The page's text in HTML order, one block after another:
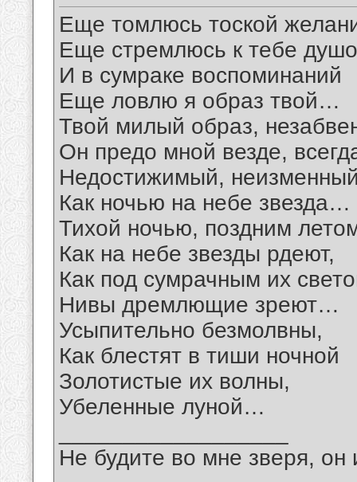
Еще томлюсь тоской
Еще стремлюсь к тебе
И в сумраке воспоминаний
Еще ловлю я образ твой…
Твой милый образ,
Он предо мной везде,
Недостижимый,
Как ночью на небе звезда…
Тихой ночью, поздним
Как на небе звезды рдеют,
Как под сумрачным их
Нивы дремлющие зреют…
Усыпительно безмолвны,
Как блестят в тиши ночной
Золотистые их волны,
Убеленные луной…
Не будите во мне зверя, он